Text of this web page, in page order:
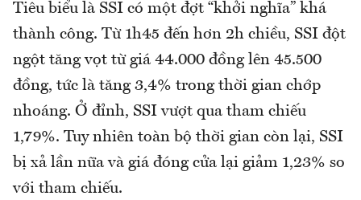
Tiêu biểu là SSI có một đợt “khởi nghĩa” khá
thành công. Từ 1h45 đến hơn 2h chiều, SSI đột
ngột tăng vọt từ giá 44.000 đồng lên 45.500
đồng, tức là tăng 3,4% trong thời gian chớp
nhoáng. Ở đỉnh, SSI vượt qua tham chiếu
1,79%. Tuy nhiên toàn bộ thời gian còn lại, SSI
bị xả lần nữa và giá đóng cửa lại giảm 1,23% so
với tham chiếu.